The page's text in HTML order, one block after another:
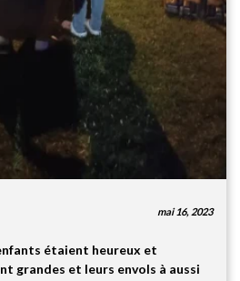
mai 16, 2023
étaient heureux et
grandes et leurs envols à aussi